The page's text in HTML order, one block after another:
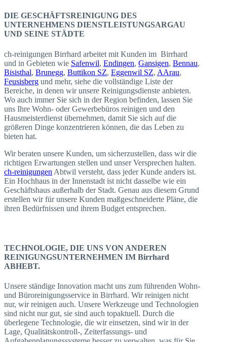
DIE GESCHÄFTSREINIGUNG DES
UNTERNEHMENS DIENSTLEISTUNGSARGAU
UND SEINE STÄDTE
ch-reinigungen Birrhard arbeitet mit Kunden im Birrhard
und in Gebieten wie Safenwil, Endingen, Gansigen, Bennau,
Bisisthal, Brunegg, Buttikon SZ, Eggenwil SZ, AArau,
Feusisberg und mehr, siehe die vollständige Liste der
Bereiche, in denen wir unsere Reinigungsdienste anbieten.
Wo auch immer Sie sich in der Region befinden, lassen Sie
uns Ihre Wohn- oder Gewerbebüros reinigen und den
Hausmeisterdienst übernehmen, damit Sie sich auf die
größeren Dinge konzentrieren können, die das Leben zu
bieten hat.
Wir beraten unsere Kunden, um sicherzustellen, dass wir die
richtigen Erwartungen stellen und unser Versprechen halten.
ch-reinigungen Abtwil versteht, dass jeder Kunde anders ist.
Ein Hochhaus in der Innenstadt ist nicht dasselbe wie ein
Geschäftshaus außerhalb der Stadt. Genau aus diesem Grund
erstellen wir für unsere Kunden maßgeschneiderte Pläne, die
ihren Bedürfnissen und ihrem Budget entsprechen.
TECHNOLOGIE, DIE UNS VON ANDEREN
REINIGUNGSUNTERNEHMEN IM Birrhard
ABHEBT.
Unsere ständige Innovation macht uns zum führenden Wohn-
und Büroreinigungsservice in Birrhard. Wir reinigen nicht
nur, wir reinigen auch. Unsere Werkzeuge und Technologien
sind nicht nur gut, sie sind auch topaktuell. Durch die
überlegene Technologie, die wir einsetzen, sind wir in der
Lage, Qualitätskontroll-, Zeiterfassungs- und